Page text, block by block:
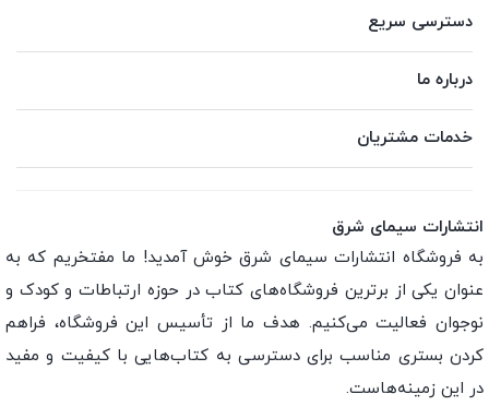
دسترسی سریع
درباره ما
خدمات مشتریان
انتشارات سیمای شرق
به فروشگاه انتشارات سیمای شرق خوش آمدید! ما مفتخریم که به
عنوان یکی از برترین فروشگاه‌های کتاب در حوزه ارتباطات و کودک و
نوجوان فعالیت می‌کنیم. هدف ما از تأسیس این فروشگاه، فراهم
کردن بستری مناسب برای دسترسی به کتاب‌هایی با کیفیت و مفید
در این زمینه‌هاست.